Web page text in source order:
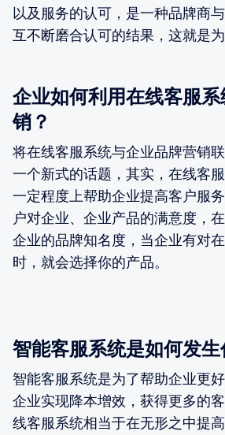
以及服务的认可，是一种品牌商
互不断磨合认可的结果，这就是
企业如何利用在线客服
销？
将在线客服系统与企业品牌营销
一个新式的话题，其实，在线客
一定程度上帮助企业提高客户服
户对企业、企业产品的满意度，
企业的品牌知名度，当企业有对
时，就会选择你的产品。
智能客服系统是如何发生
智能客服系统是为了帮助企业更
企业实现降本增效，获得更多的
线客服系统相当于在无形之中提